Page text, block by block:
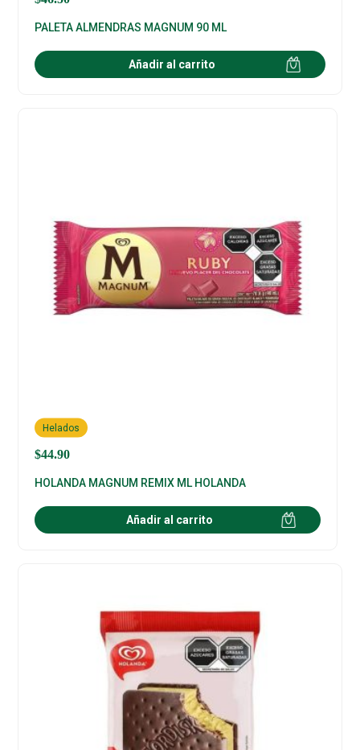
PALETA ALMENDRAS MAGNUM 90 ML
Añadir al carrito
$44.90
Helados
HOLANDA MAGNUM REMIX ML HOLANDA
Añadir al carrito